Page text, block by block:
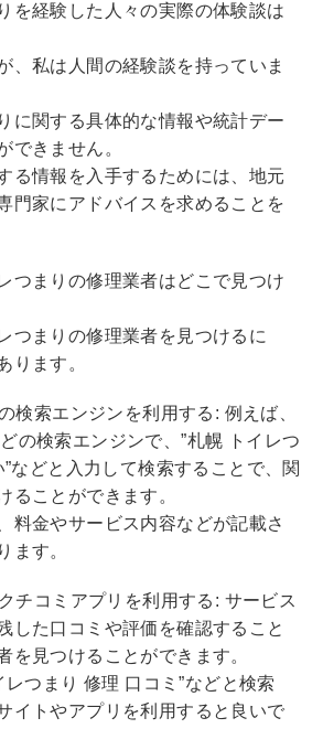
を経験した人々の実際の体験談は
、私は人間の経験談を持っていま
に関する具体的な情報や統計デー
できません。
る情報を入手するためには、地元
門家にアドバイスを求めることを
つまりの修理業者はどこで見つけ
つまりの修理業者を見つけるに
ります。
検索エンジンを利用する: 例えば、
の検索エンジンで、”札幌 トイレつ
などと入力して検索することで、関
ることができます。
料金やサービス内容などが記載さ
ます。
チコミアプリを利用する: サービス
した口コミや評価を確認すること
を見つけることができます。
レつまり 修理 口コミ”などと検索
イトやアプリを利用すると良いで